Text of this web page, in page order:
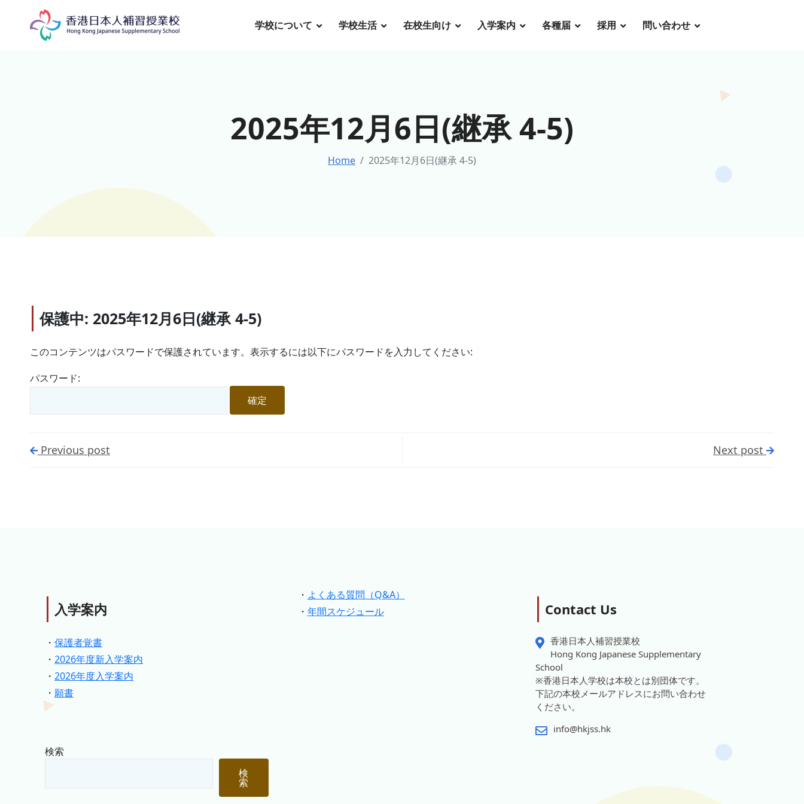
学校について 学校生活 在校生向け 入学案内 各種届 採用 問い合わせ
2025年12月6日(継承 4-5)
Home 2025年12月6日(継承 4-5)
保護中: 2025年12月6日(継承 4-5)
このコンテンツはパスワードで保護されています。表示するには以下にパスワードを入力してください:
パスワード:
Previous post Next post
入学案内
・ 保護者覚書
・ 2026年度新入学案内
・ 2026年度入学案内
・ 願書
・ よくある質問（Q&A）
・ 年間スケジュール Contact Us
香港日本人補習授業校
Hong Kong Japanese Supplementary
School
※香港日本人学校は本校とは別団体です。
下記の本校メールアドレスにお問い合わせ
ください。
info@hkjss.hk
検索
検
索